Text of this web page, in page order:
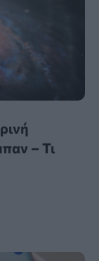
– Τι